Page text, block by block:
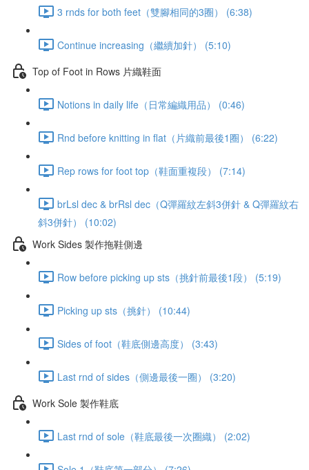
3 rnds for both feet（雙腳相同的3圈） (6:38)
Continue increasing（繼續加針） (5:10)
Top of Foot in Rows 片織鞋面
Notions in daily life（日常編織用品） (0:46)
Rnd before knitting in flat（片織前最後1圈） (6:22)
Rep rows for foot top（鞋面重複段） (7:14)
brLsl dec & brRsl dec（Q彈羅紋左斜3併針 & Q彈羅紋右
斜3併針） (10:02)
Work Sides 製作拖鞋側邊
Row before picking up sts（挑針前最後1段） (5:19)
Picking up sts（挑針） (10:44)
Sides of foot（鞋底側邊高度） (3:43)
Last rnd of sides（側邊最後一圈） (3:20)
Work Sole 製作鞋底
Last rnd of sole（鞋底最後一次圈織） (2:02)